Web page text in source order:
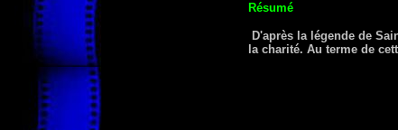
Résumé
D'après la légende de
la charité. Au terme de